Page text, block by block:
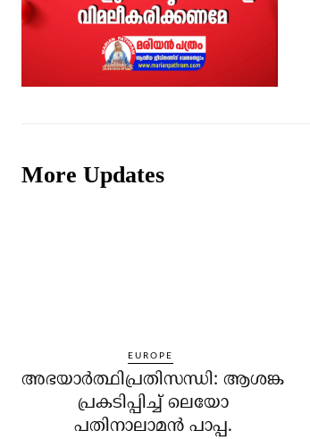
More Updates
EUROPE
അഭയാര്‍ത്ഥിപ്രതിസന്ധി: ആശങ്ക
പ്രകടിപ്പിച്ച് ലെയോ
പതിനാലാമന്‍ പാപ്പ.